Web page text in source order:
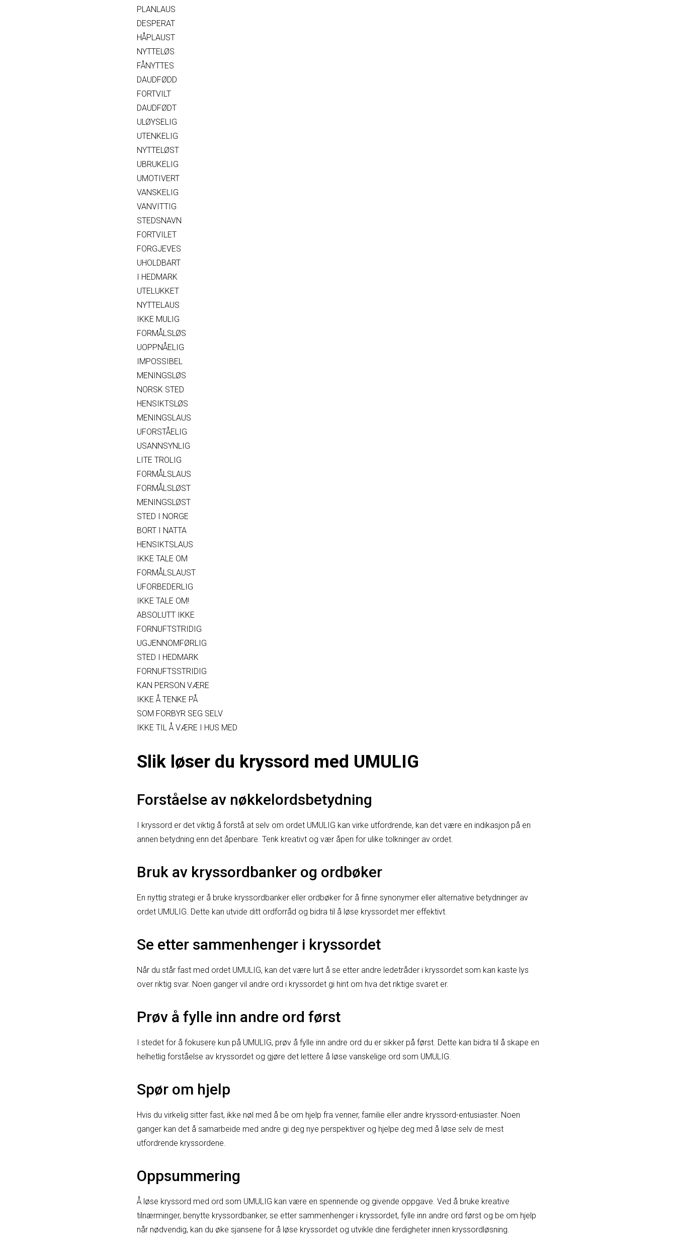
PLANLAUS
DESPERAT
HÅPLAUST
NYTTELØS
FÅNYTTES
DAUDFØDD
FORTVILT
DAUDFØDT
ULØYSELIG
UTENKELIG
NYTTELØST
UBRUKELIG
UMOTIVERT
VANSKELIG
VANVITTIG
STEDSNAVN
FORTVILET
FORGJEVES
UHOLDBART
I HEDMARK
UTELUKKET
NYTTELAUS
IKKE MULIG
FORMÅLSLØS
UOPPNÅELIG
IMPOSSIBEL
MENINGSLØS
NORSK STED
HENSIKTSLØS
MENINGSLAUS
UFORSTÅELIG
USANNSYNLIG
LITE TROLIG
FORMÅLSLAUS
FORMÅLSLØST
MENINGSLØST
STED I NORGE
BORT I NATTA
HENSIKTSLAUS
IKKE TALE OM
FORMÅLSLAUST
UFORBEDERLIG
IKKE TALE OM!
ABSOLUTT IKKE
FORNUFTSTRIDIG
UGJENNOMFØRLIG
STED I HEDMARK
FORNUFTSSTRIDIG
KAN PERSON VÆRE
IKKE Å TENKE PÅ
SOM FORBYR SEG SELV
IKKE TIL Å VÆRE I HUS MED
Slik løser du kryssord med UMULIG
Forståelse av nøkkelordsbetydning
I kryssord er det viktig å forstå at selv om ordet UMULIG kan virke utfordrende, kan det være en indikasjon på en
annen betydning enn det åpenbare. Tenk kreativt og vær åpen for ulike tolkninger av ordet.
Bruk av kryssordbanker og ordbøker
En nyttig strategi er å bruke kryssordbanker eller ordbøker for å finne synonymer eller alternative betydninger av
ordet UMULIG. Dette kan utvide ditt ordforråd og bidra til å løse kryssordet mer effektivt.
Se etter sammenhenger i kryssordet
Når du står fast med ordet UMULIG, kan det være lurt å se etter andre ledetråder i kryssordet som kan kaste lys
over riktig svar. Noen ganger vil andre ord i kryssordet gi hint om hva det riktige svaret er.
Prøv å fylle inn andre ord først
I stedet for å fokusere kun på UMULIG, prøv å fylle inn andre ord du er sikker på først. Dette kan bidra til å skape en
helhetlig forståelse av kryssordet og gjøre det lettere å løse vanskelige ord som UMULIG.
Spør om hjelp
Hvis du virkelig sitter fast, ikke nøl med å be om hjelp fra venner, familie eller andre kryssord-entusiaster. Noen
ganger kan det å samarbeide med andre gi deg nye perspektiver og hjelpe deg med å løse selv de mest
utfordrende kryssordene.
Oppsummering
Å løse kryssord med ord som UMULIG kan være en spennende og givende oppgave. Ved å bruke kreative
tilnærminger, benytte kryssordbanker, se etter sammenhenger i kryssordet, fylle inn andre ord først og be om hjelp
når nødvendig, kan du øke sjansene for å løse kryssordet og utvikle dine ferdigheter innen kryssordløsning.